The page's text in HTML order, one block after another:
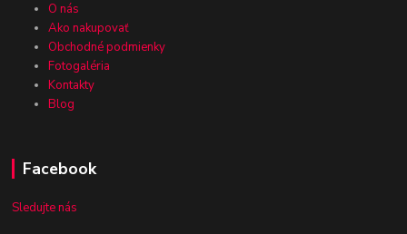
O nás
Ako nakupovať
Obchodné podmienky
Fotogaléria
Kontakty
Blog
Facebook
Sledujte nás